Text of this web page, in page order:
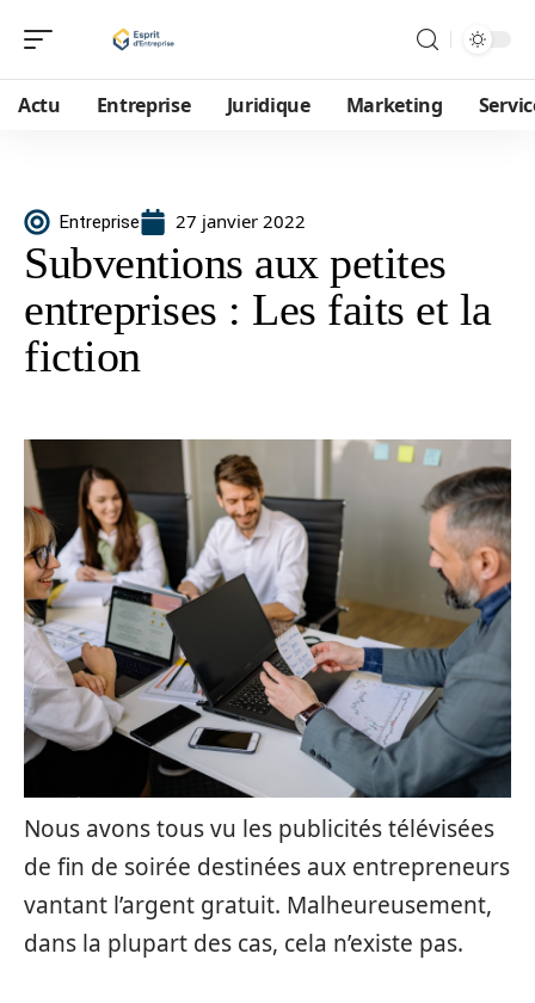
Actu Entreprise Juridique Marketing
Entreprise 27 janvier 2022
Subventions aux petites
entreprises : Les faits et la
fiction
Nous avons tous vu les publicités télévisées
de fin de soirée destinées aux entrepreneurs
vantant l’argent gratuit. Malheureusement,
dans la plupart des cas, cela n’existe pas.